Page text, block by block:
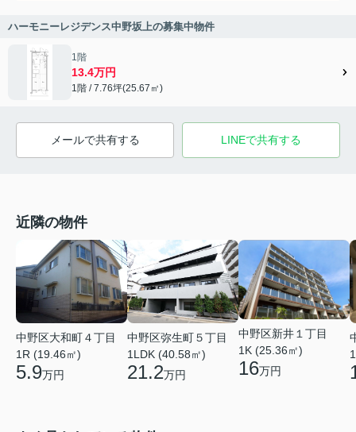
ハーモニーレジデンス中野坂上の募集中物件
1階
13.4万円
1階 / 7.76坪(25.67㎡)
メールで共有する LINEで共有する
近隣の物件
中野区大和町４丁目
1R (19.46㎡)
5.9万円
中野区弥生町５丁目
1LDK (40.58㎡)
21.2万円
中野区新井１丁目
1K (25.36㎡)
16万円